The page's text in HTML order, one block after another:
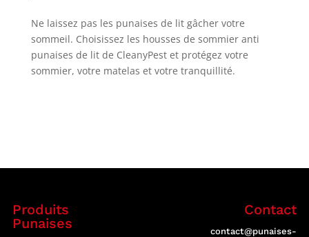
Ne laissez pas les punaises de lit gâcher votre
sommeil. Choisissez les housses de sommier anti
punaises de lit de CleanyPest et protégez votre
sommier, votre matelas et votre tranquillité.
Produits
Punaises
Contact
contact@punaises-